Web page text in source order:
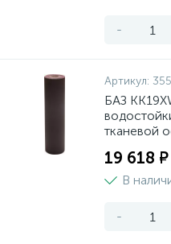
-
Артикул:
БАЗ
тканевой
19 618 ₽
В
-